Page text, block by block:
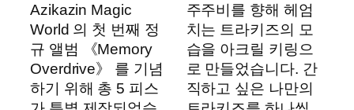
Azikazin Magic
World 의 첫 번째 정
규 앨범 《Memory
Overdrive》 를 기념
하기 위해 총 5 피스
주주비를 향해 헤엄
치는 트라키즈의 모
습을 아크릴 키링으
로 만들었습니다. 간
직하고 싶은 나만의